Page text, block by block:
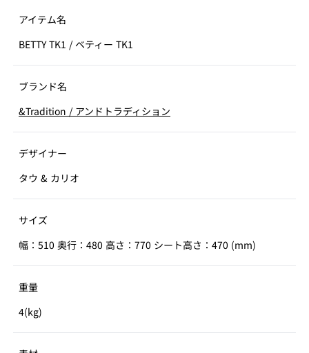
アイテム名
BETTY TK1 / ベティー TK1
ブランド名
&Tradition / アンドトラディション
デザイナー
タウ & カリオ
サイズ
幅：510 奥行：480 高さ：770 シート高さ：470 (mm)
重量
4(kg)